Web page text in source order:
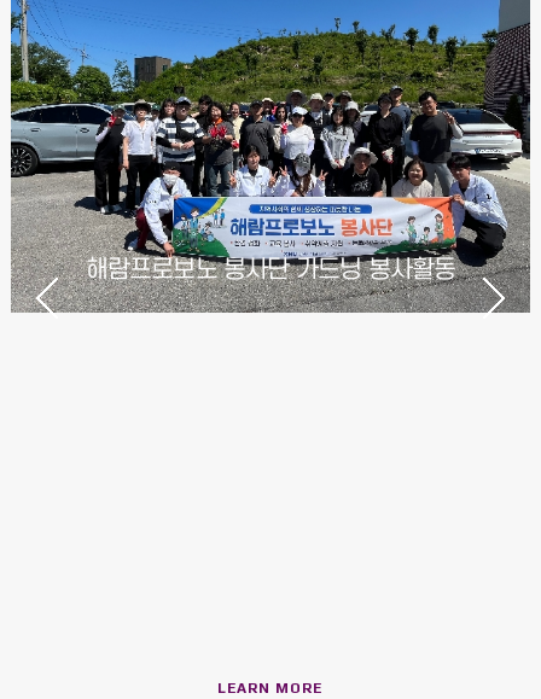
해람프로보노 봉사단 가드닝 봉사활동
LEARN MORE